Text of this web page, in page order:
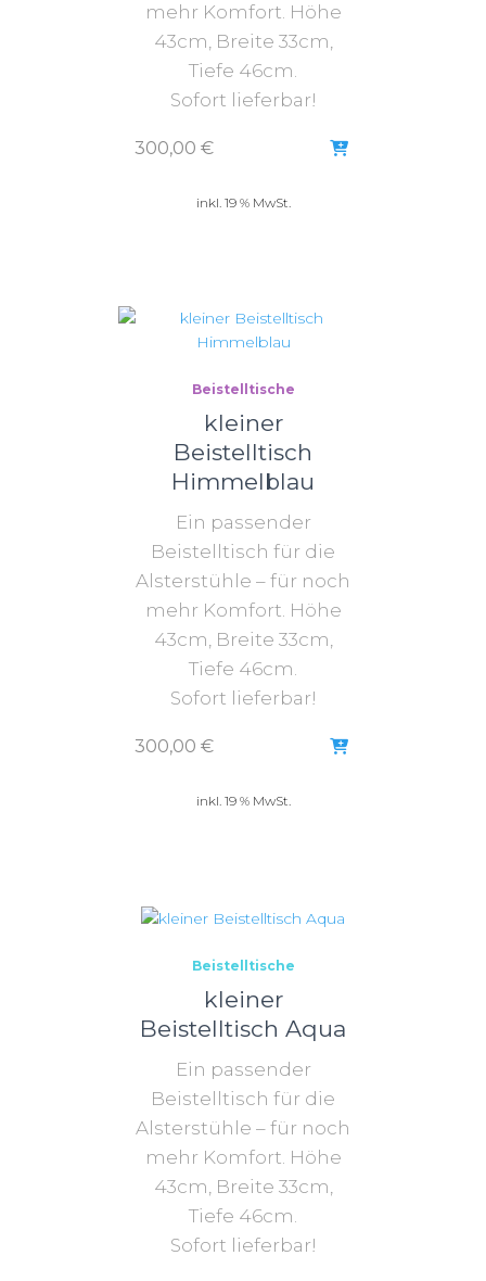
mehr Komfort. Höhe
43cm, Breite 33cm,
Tiefe 46cm.
Sofort lieferbar!
300,00 €
inkl. 19 % MwSt.
Beistelltische
kleiner
Beistelltisch
Himmelblau
Ein passender
Beistelltisch für die
Alsterstühle – für noch
mehr Komfort. Höhe
43cm, Breite 33cm,
Tiefe 46cm.
Sofort lieferbar!
300,00 €
inkl. 19 % MwSt.
Beistelltische
kleiner
Beistelltisch Aqua
Ein passender
Beistelltisch für die
Alsterstühle – für noch
mehr Komfort. Höhe
43cm, Breite 33cm,
Tiefe 46cm.
Sofort lieferbar!